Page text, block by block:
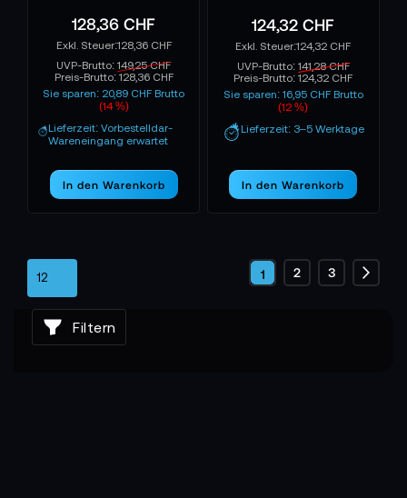
128,36 CHF
128,36 CHF
UVP-Brutto:149,25 CHF
Preis-Brutto: 128,36 CHF
Sie sparen: 20,89 CHF Brutto
(14 %)
Lieferzeit: Vorbestelldar-
Wareneingang erwartet
In den Warenkorb
124,32 CHF
124,32 CHF
UVP-Brutto: 141,28 CHF
Preis-Brutto:124,32 CHF
Sie sparen: 16,95 CHF Brutto
(12 %)
Lieferzeit: 3–5 Werktage
In den Warenkorb
Seite
Sie
1 Seite
2 Seite
3
Filtern